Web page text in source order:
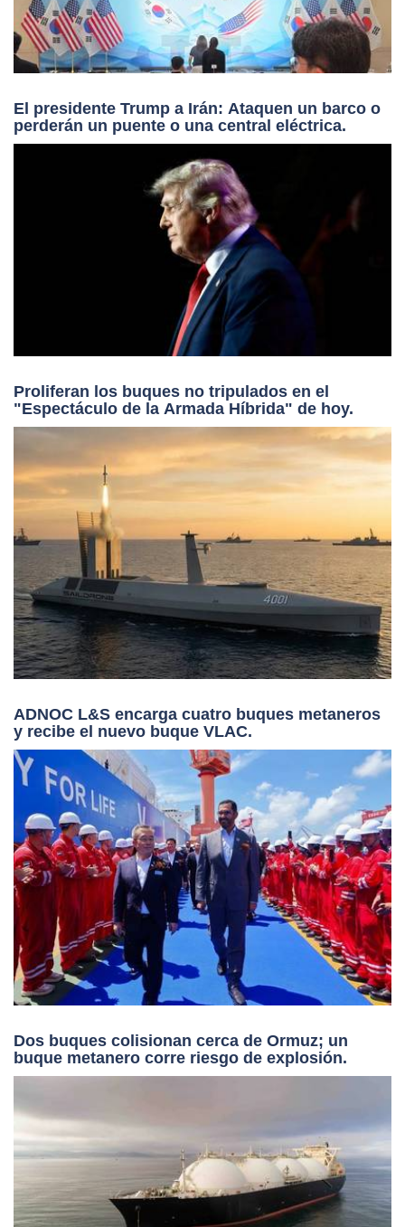
El presidente Trump a Irán: Ataquen un barco o
perderán un puente o una central eléctrica.
Proliferan los buques no tripulados en el
"Espectáculo de la Armada Híbrida" de hoy.
ADNOC L&S encarga cuatro buques metaneros
y recibe el nuevo buque VLAC.
Dos buques colisionan cerca de Ormuz; un
buque metanero corre riesgo de explosión.